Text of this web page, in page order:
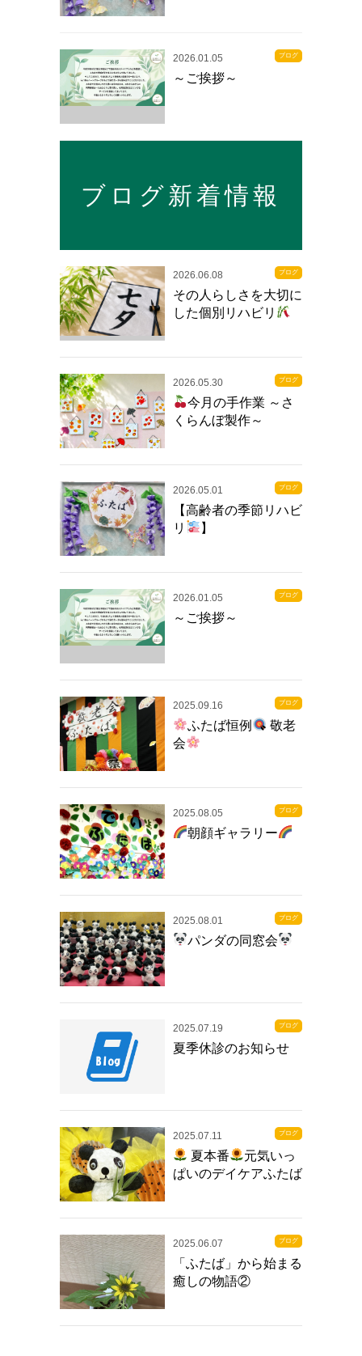
ブログ
2026.01.05
～ご挨拶～
ブログ新着情報
2026.06.08 ブログ
その人らしさを大切に
した個別リハビリ
2026.05.30 ブログ
今月の手作業 ～さ
くらんぼ製作～
2026.05.01 ブログ
【高齢者の季節リハビ
リ
】
2026.01.05 ブログ
～ご挨拶～
2025.09.16 ブログ
ふたば恒例
敬老
会
2025.08.05 ブログ
朝顔ギャラリー
2025.08.01 ブログ
パンダの同窓会
2025.07.19 ブログ
夏季休診のお知らせ
2025.07.11 ブログ
夏本番
元気いっ
ぱいのデイケアふたば
2025.06.07 ブログ
「ふたば」から始まる
癒しの物語②